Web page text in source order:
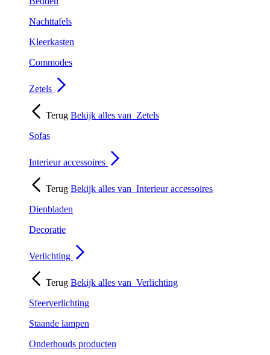
Nachttafels
Kleerkasten
Commodes
Zetels
Terug Bekijk alles van Zetels
Sofas
Interieur accessoires
Terug Bekijk alles van Interieur accessoires
Dienbladen
Decoratie
Verlichting
Terug Bekijk alles van Verlichting
Sfeerverlichting
Staande lampen
Onderhouds producten